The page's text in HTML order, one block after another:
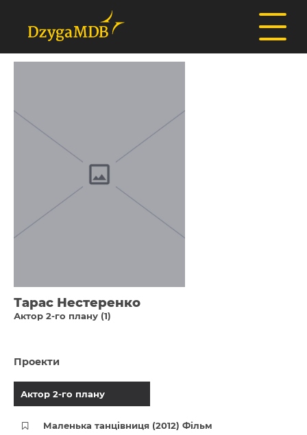
Тарас Нестеренко
Актор 2-го плану (1)
Проекти
Актор 2-го плану
Маленька танцівниця (2012) Фільм